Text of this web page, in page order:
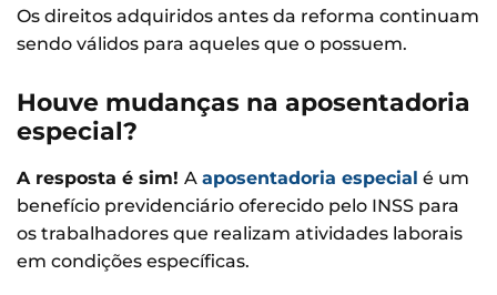
Os direitos adquiridos antes da reforma continuam
sendo válidos para aqueles que o possuem.
Houve mudanças na aposentadoria
especial?
A resposta é sim! A aposentadoria especial é um
benefício previdenciário oferecido pelo INSS para
os trabalhadores que realizam atividades laborais
em condições específicas.